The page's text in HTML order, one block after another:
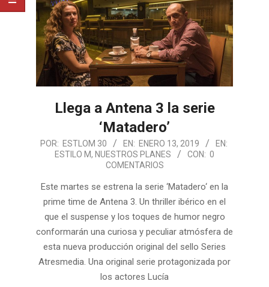
Llega a Antena 3 la serie
‘Matadero’
2019-
POR: ESTLOM 30 EN: ENERO 13, 2019
EN:
ESTILO M, NUESTROS PLANES CON: 0
COMENTARIOS
Este martes se estrena la serie ‘Matadero‘ en la
prime time de Antena 3. Un thriller ibérico en el
que el suspense y los toques de humor negro
conformarán una curiosa y peculiar atmósfera de
esta nueva producción original del sello Series
Atresmedia. Una original serie protagonizada por
los actores Lucía